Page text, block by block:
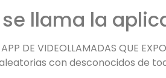
llama la
APP DE VIDEOLLAMADAS QUE
con desconocidos de